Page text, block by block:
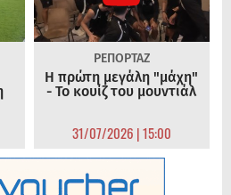
ΡΕΠΟΡΤΑΖ
Η πρώτη μεγάλη "μάχη"
- Το κουίζ του μουντιάλ
31/07/2026 | 15:00